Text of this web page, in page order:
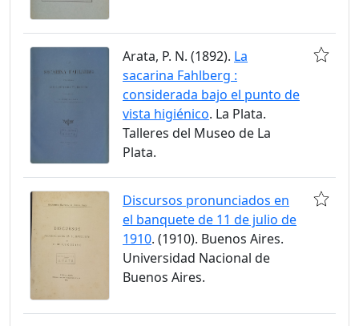
Arata, P. N. (1892). La
sacarina Fahlberg :
considerada bajo el punto de
vista higiénico. La Plata.
Talleres del Museo de La
Plata.
Discursos pronunciados en
el banquete de 11 de julio de
1910. (1910). Buenos Aires.
Universidad Nacional de
Buenos Aires.